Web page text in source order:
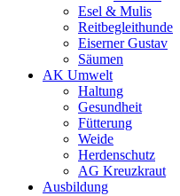
Esel & Mulis
Reitbegleithunde
Eiserner Gustav
Säumen
AK Umwelt
Haltung
Gesundheit
Fütterung
Weide
Herdenschutz
AG Kreuzkraut
Ausbildung